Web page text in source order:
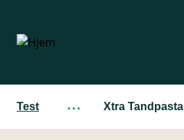
hovedindhold
Test ··· Xtra Tandpasta